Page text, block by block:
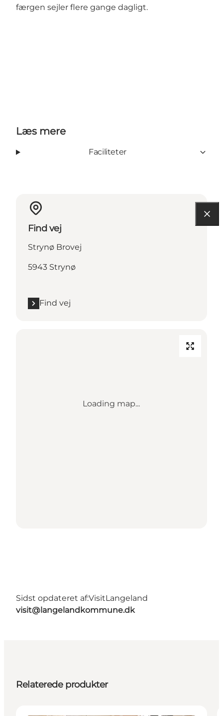
færgen sejler flere gange dagligt.
Læs mere
Faciliteter
Find vej
Strynø Brovej
5943 Strynø
Find vej
Loading map...
Sidst opdateret af:VisitLangeland
visit@langelandkommune.dk
Relaterede produkter